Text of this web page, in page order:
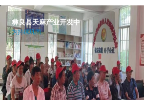
彝良县天麻产业开发中
为持续巩固